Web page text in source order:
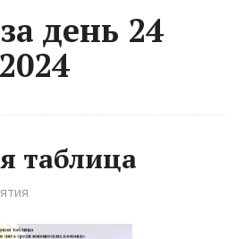
день 24
таблица